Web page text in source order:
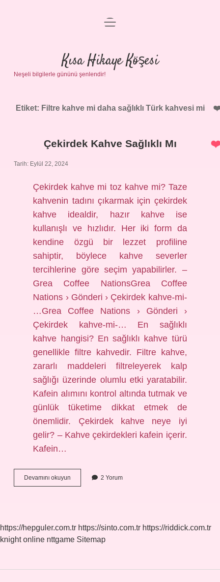
Anasayfa
Gizlilik Politikası
Yasal Uyarı
menüyü
Kısa Hikaye Köşesi
Neşeli bilgilerle gününü şenlendir!
Etiket: Filtre kahve mi daha sağlıklı Türk kahvesi mi
Çekirdek Kahve Sağlıklı Mı
Tarih: Eylül 22, 2024
Çekirdek kahve mi toz kahve mi? Taze
kahvenin tadını çıkarmak için çekirdek
kahve idealdir, hazır kahve ise
kullanışlı ve hızlıdır. Her iki form da
kendine özgü bir lezzet profiline
sahiptir, böylece kahve severler
tercihlerine göre seçim yapabilirler. –
Grea Coffee NationsGrea Coffee
Nations › Gönderi › Çekirdek kahve-mi-
…Grea Coffee Nations › Gönderi ›
Çekirdek kahve-mi-… En sağlıklı
kahve hangisi? En sağlıklı kahve türü
genellikle filtre kahvedir. Filtre kahve,
zararlı maddeleri filtreleyerek kalp
sağlığı üzerinde olumlu etki yaratabilir.
Kafein alımını kontrol altında tutmak ve
günlük tüketime dikkat etmek de
önemlidir. Çekirdek kahve neye iyi
gelir? – Kahve çekirdekleri kafein içerir.
Kafein…
Devamını okuyun Çekirdek
Kahve
2 Yorum
https://hepguler.com.tr https://sinto.com.tr https://riddick.com.tr
knight online nttgame Sitemap